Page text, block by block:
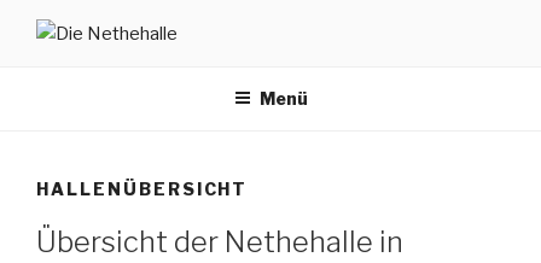
Inhalt
Menü
HALLENÜBERSICHT
Übersicht der Nethehalle in